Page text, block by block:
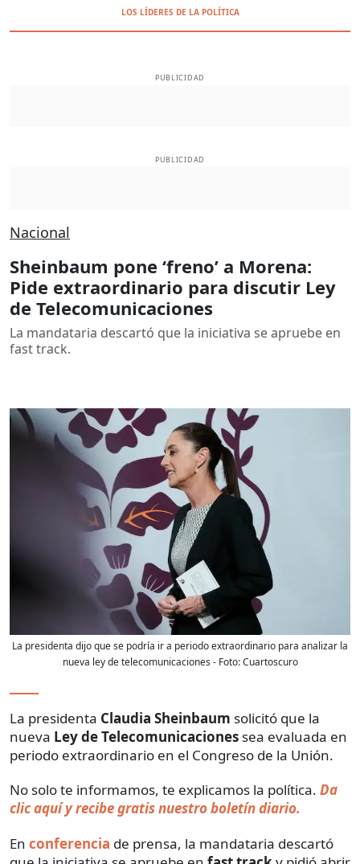
LOS LÍDERES DE LA POLÍTICA
PUBLICIDAD
PUBLICIDAD
Nacional
Sheinbaum pone ‘freno’ a Morena:
Pide extraordinario para discutir Ley
de Telecomunicaciones
La mandataria descartó que la iniciativa se apruebe en
fast track.
La presidenta dijo que se podría ir a periodo extraordinario para analizar la
nueva ley de telecomunicaciones - Foto:Cuartoscuro
La presidenta Claudia Sheinbaum solicitó que la
nueva Ley de Telecomunicaciones sea evaluada en
periodo extraordinario en el Congreso de la Unión.
No solo te informamos, te explicamos la política. Da
clic aquí y recibe gratis nuestro boletín diario.
En conferencia de prensa, la mandataria descartó